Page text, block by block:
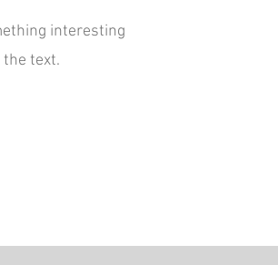
interesting
text.